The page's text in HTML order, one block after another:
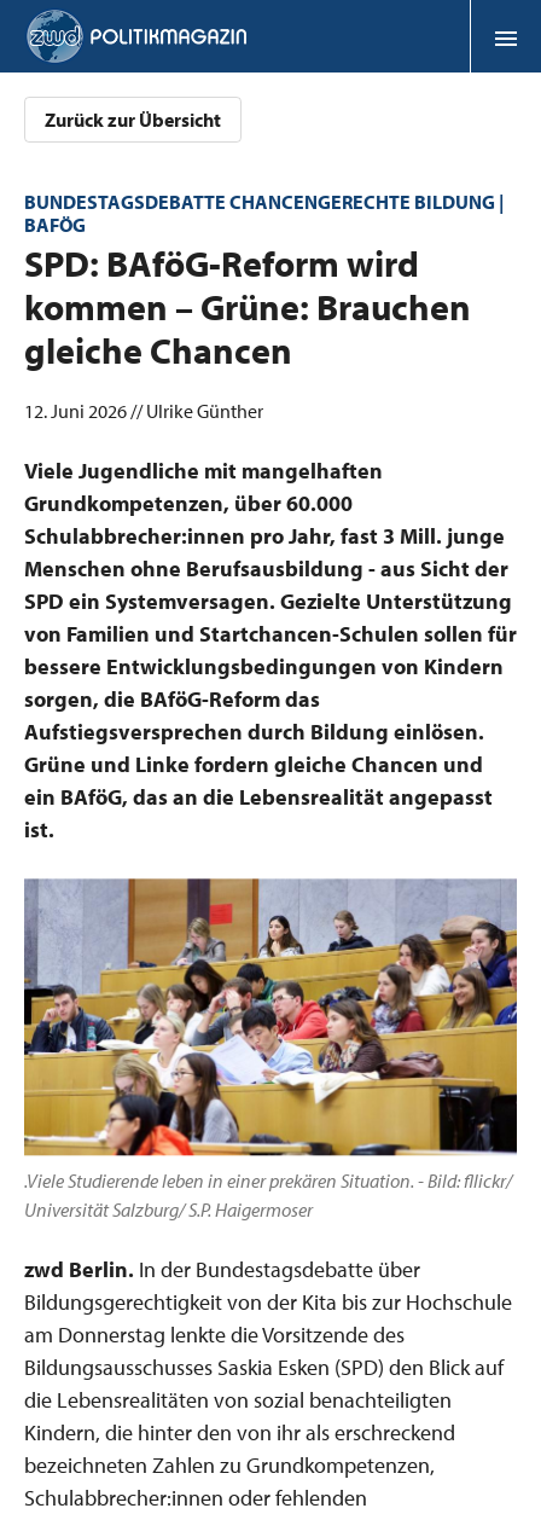
Zurück zur Übersicht
BUNDESTAGSDEBATTE CHANCENGERECHTE BILDUNG |
BAFÖG
:SPD: BAföG-Reform wird
kommen – Grüne: Brauchen
gleiche Chancen
12. Juni 2026 // Ulrike Günther
Viele Jugendliche mit mangelhaften
Grundkompetenzen, über 60.000
Schulabbrecher:innen pro Jahr, fast 3 Mill. junge
Menschen ohne Berufsausbildung - aus Sicht der
SPD ein Systemversagen. Gezielte Unterstützung
von Familien und Startchancen-Schulen sollen für
bessere Entwicklungsbedingungen von Kindern
sorgen, die BAföG-Reform das
Aufstiegsversprechen durch Bildung einlösen.
Grüne und Linke fordern gleiche Chancen und
ein BAföG, das an die Lebensrealität angepasst
ist.
.Viele Studierende leben in einer prekären Situation. - Bild: fllickr/
Universität Salzburg/ S.P. Haigermoser
zwd Berlin. In der Bundestagsdebatte über
Bildungsgerechtigkeit von der Kita bis zur Hochschule
am Donnerstag lenkte die Vorsitzende des
Bildungsausschusses Saskia Esken (SPD) den Blick auf
die Lebensrealitäten von sozial benachteiligten
Kindern, die hinter den von ihr als erschreckend
bezeichneten Zahlen zu Grundkompetenzen,
Schulabbrecher:innen oder fehlenden